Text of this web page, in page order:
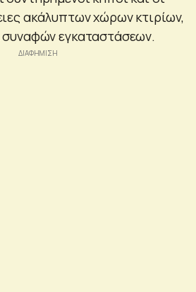
ακάλυπτων χώρων κτιρίων,
συναφών εγκαταστάσεων.